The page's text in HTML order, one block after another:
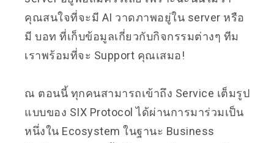
คุณสนใจที่จะมี AI วาดภาพอยู่ใน server หรือ
มี บอท ที่เก็บข้อมูลเกี่ยวกับกิจกรรมต่างๆ ทีม
เราพร้อมที่จะ Support คุณเสมอ!
ณ ตอนนี้ ทุกคนสามารถเข้าถึง Service เต็มรูป
แบบของ SIX Protocol ได้ผ่านการมาร่วมเป็น
หนึ่งใน Ecosystem ในฐานะ Business